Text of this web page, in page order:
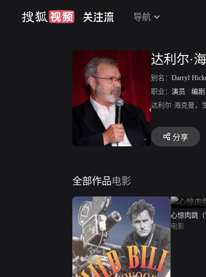
导航
达利尔·
别名： Darryl
职业： 演员 / 编剧
达利尔·海克曼，
分享
全部作品电影
心惊肉跳（
电影